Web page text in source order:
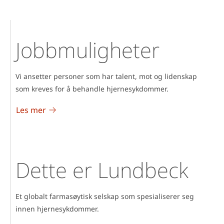
Jobbmuligheter
Vi ansetter personer som har talent, mot og lidenskap
som kreves for å behandle hjernesykdommer.
Les mer
Dette er Lundbeck
Et globalt farmasøytisk selskap som spesialiserer seg
innen hjernesykdommer.